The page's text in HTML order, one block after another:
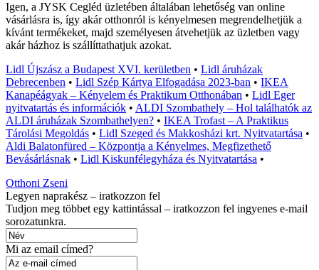
Igen, a JYSK Cegléd üzletében általában lehetőség van online
vásárlásra is, így akár otthonról is kényelmesen megrendelhetjük a
kívánt termékeket, majd személyesen átvehetjük az üzletben vagy
akár házhoz is szállíttathatjuk azokat.
Lidl Újszász a Budapest XVI. kerületben • Lidl áruházak
Debrecenben • Lidl Szép Kártya Elfogadása 2023-ban • IKEA
Kanapéágyak – Kényelem és Praktikum Otthonában • Lidl Eger
nyitvatartás és információk • ALDI Szombathely – Hol találhatók az
ALDI áruházak Szombathelyen? • IKEA Trofast – A Praktikus
Tárolási Megoldás • Lidl Szeged és Makkosházi krt. Nyitvatartása •
Aldi Balatonfüred – Központja a Kényelmes, Megfizethető
Bevásárlásnak • Lidl Kiskunfélegyháza és Nyitvatartása •
Otthoni Zseni
Legyen naprakész – iratkozzon fel
Tudjon meg többet egy kattintással – iratkozzon fel ingyenes e-mail
sorozatunkra.
Mi az email címed?